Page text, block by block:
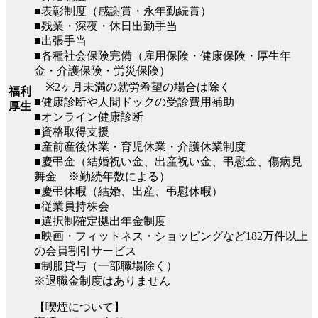
福利
厚生
■表彰制度（感謝賞・永年勤続賞）
■残業・深夜・休日出勤手当
■出張手当
■各種社会保険完備（雇用保険・健康保険・厚生年
金・介護保険・労災保険）
※2ヶ月未満の就労希望の場合は除く
■健康診断や人間ドックの受診費用補助
■オンライン健康診断
■資格取得支援
■産前産後休業・育児休業・介護休業制度
■慶弔金（結婚祝い金、出産祝い金、弔慰金、傷病見
舞金 ※勤続年数による）
■慶弔休暇（結婚、出産、弔慰休暇）
■従業員持株会
■選択制確定拠出年金制度
■映画・フィットネス・ショッピングなど182万件以上
の会員割引サービス
■制服貸与（一部職場除く）
※退職金制度はありません
【喫煙について】